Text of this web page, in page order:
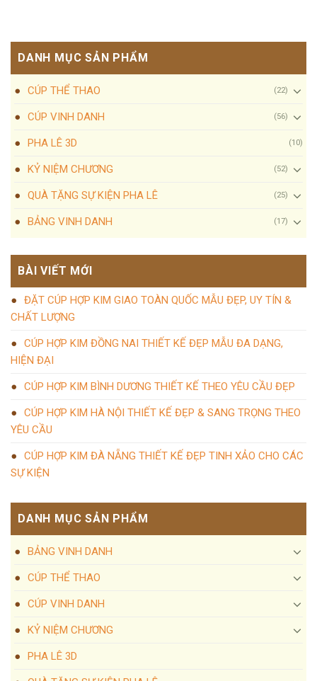
DANH MỤC SẢN PHẨM
CÚP THỂ THAO (22)
CÚP VINH DANH (56)
PHA LÊ 3D (10)
KỶ NIỆM CHƯƠNG (52)
QUÀ TẶNG SỰ KIỆN PHA LÊ (25)
BẢNG VINH DANH (17)
BÀI VIẾT MỚI
ĐẶT CÚP HỢP KIM GIAO TOÀN QUỐC MẪU ĐẸP, UY TÍN &
CHẤT LƯỢNG
CÚP HỢP KIM ĐỒNG NAI THIẾT KẾ ĐẸP MẪU ĐA DẠNG,
HIỆN ĐẠI
CÚP HỢP KIM BÌNH DƯƠNG THIẾT KẾ THEO YÊU CẦU ĐẸP
CÚP HỢP KIM HÀ NỘI THIẾT KẾ ĐẸP & SANG TRỌNG THEO
YÊU CẦU
CÚP HỢP KIM ĐÀ NẴNG THIẾT KẾ ĐẸP TINH XẢO CHO CÁC
SỰ KIỆN
DANH MỤC SẢN PHẨM
BẢNG VINH DANH
CÚP THỂ THAO
CÚP VINH DANH
KỶ NIỆM CHƯƠNG
PHA LÊ 3D